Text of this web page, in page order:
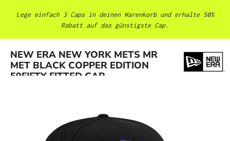
Lege einfach 3 Caps in deinen Warenkorb und erhalte 50%
Rabatt auf das günstigste Cap.
NEW ERA NEW YORK METS MR
MET BLACK COPPER EDITION
59FIFTY FITTED CAP